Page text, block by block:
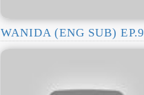
WANIDA (ENG SUB)